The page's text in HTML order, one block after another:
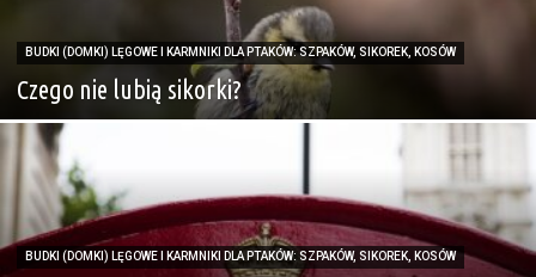
BUDKI (DOMKI) LĘGOWE I KARMNIKI DLA PTAKÓW: SZPAKÓW, SIKOREK, KOSÓW
Czego nie lubią sikorki?
BUDKI (DOMKI) LĘGOWE I KARMNIKI DLA PTAKÓW: SZPAKÓW, SIKOREK, KOSÓW